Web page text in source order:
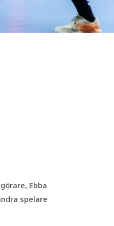
Ebba
spelare